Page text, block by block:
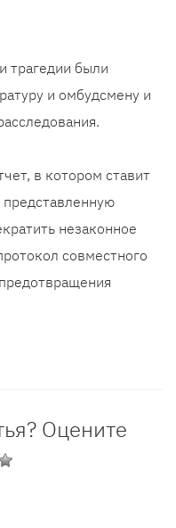
трагедии были
и омбудсмену и
в котором ставит
незаконное
совместного
Оцените